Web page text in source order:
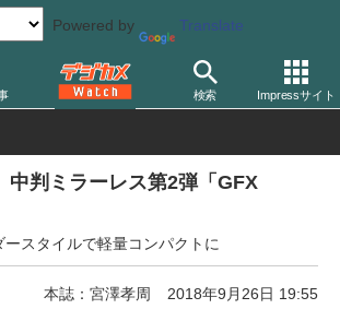
Powered by Translate
検索 Impressサイト
ラ ミラーレスカメラ 富士フイルム
中判ミラーレス第2弾「GFX
ースタイルで軽量コンパクトに
本誌：宮澤孝周 2018年9月26日 19:55